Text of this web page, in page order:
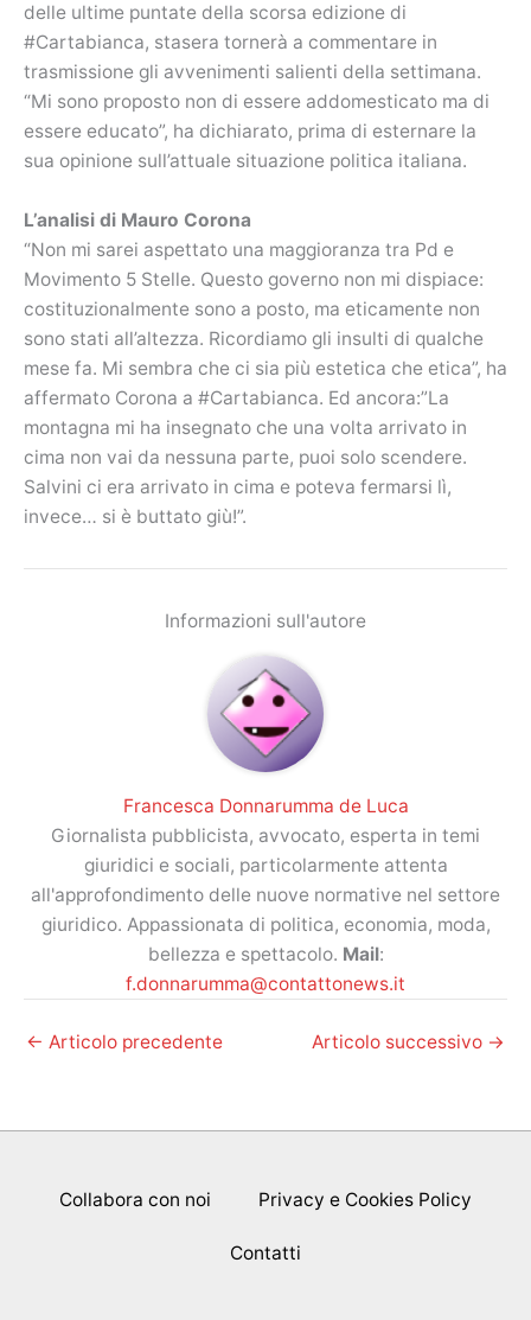
delle ultime puntate della scorsa edizione di
#Cartabianca, stasera tornerà a commentare in
trasmissione gli avvenimenti salienti della settimana.
“Mi sono proposto non di essere addomesticato ma di
essere educato”, ha dichiarato, prima di esternare la
sua opinione sull’attuale situazione politica italiana.
L’analisi di Mauro Corona
“Non mi sarei aspettato una maggioranza tra Pd e
Movimento 5 Stelle. Questo governo non mi dispiace:
costituzionalmente sono a posto, ma eticamente non
sono stati all’altezza. Ricordiamo gli insulti di qualche
mese fa. Mi sembra che ci sia più estetica che etica”, ha
affermato Corona a #Cartabianca. Ed ancora:”La
montagna mi ha insegnato che una volta arrivato in
cima non vai da nessuna parte, puoi solo scendere.
Salvini ci era arrivato in cima e poteva fermarsi lì,
invece… si è buttato giù!”.
Informazioni sull'autore
Francesca Donnarumma de Luca
Giornalista pubblicista, avvocato, esperta in temi
giuridici e sociali, particolarmente attenta
all'approfondimento delle nuove normative nel settore
giuridico. Appassionata di politica, economia, moda,
bellezza e spettacolo. Mail:
f.donnarumma@contattonews.it
← Articolo precedente Articolo successivo →
Collabora con noi Privacy e Cookies Policy
Contatti